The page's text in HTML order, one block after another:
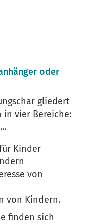
oder
gliedert
in vier Bereiche:
Kinder
von
von Kindern.
finden sich